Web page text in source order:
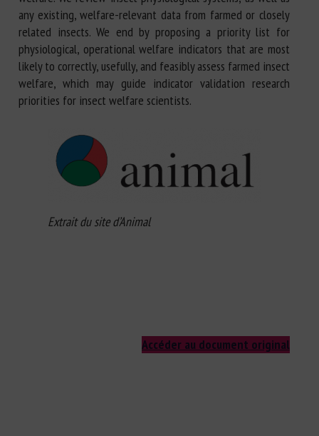
any existing, welfare-relevant data from farmed or closely
related insects. We end by proposing a priority list for
physiological, operational welfare indicators that are most
likely to correctly, usefully, and feasibly assess farmed insect
welfare, which may guide indicator validation research
priorities for insect welfare scientists.
Extrait du site d’Animal
Accéder au document original